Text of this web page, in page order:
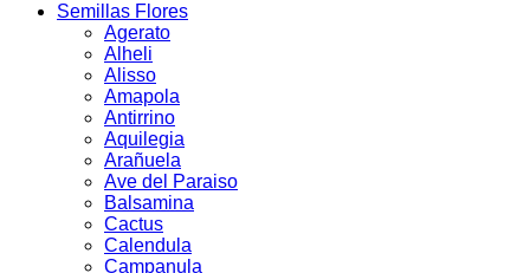
Semillas Flores
Agerato
Alheli
Alisso
Amapola
Antirrino
Aquilegia
Arañuela
Ave del Paraiso
Balsamina
Cactus
Calendula
Campanula